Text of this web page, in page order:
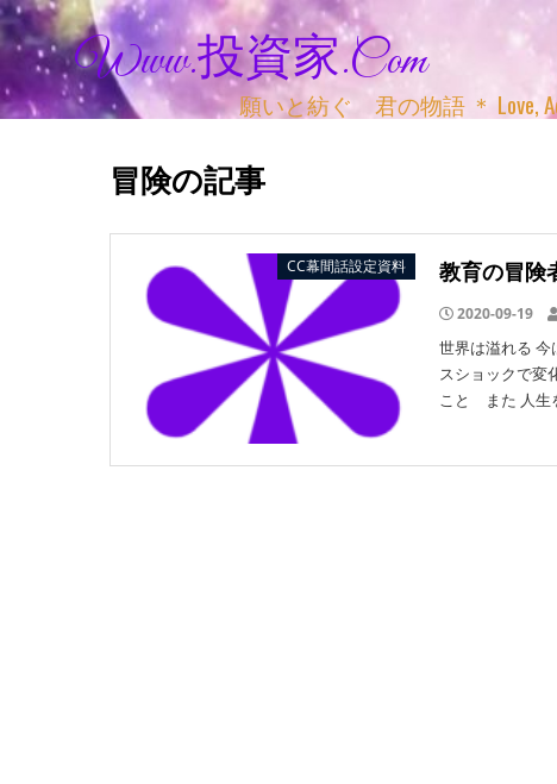
Www.投資家.com
願いと紡ぐ 君の物語 ＊ Love,
冒険の記事
CC幕間話設定資料 教育の冒険
2020-09-19
世界は溢れる
スショックで変
こと また 人生